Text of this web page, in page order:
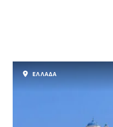
ΕΛΛΑΔΑ